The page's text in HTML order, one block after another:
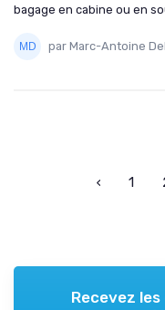
bagage en cabine ou en
par Marc-Antoine
‹ 1
Recevez